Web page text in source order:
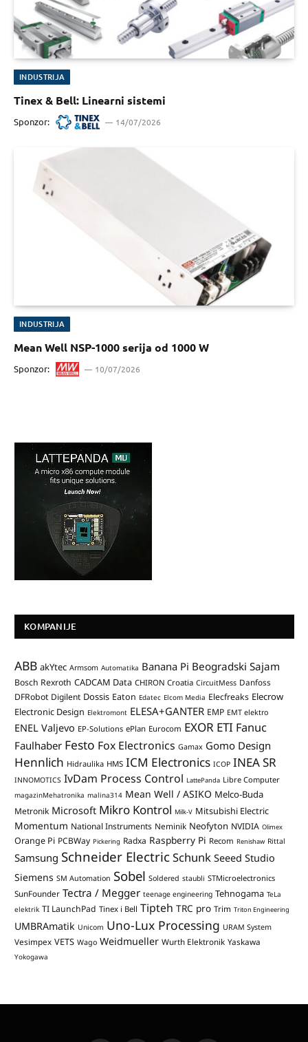
INDUSTRIJA
Tinex & Bell: Linearni sistemi
Sponzor: 14/07/2026
INDUSTRIJA
Mean Well NSP-1000 serija od 1000 W
Sponzor: 10/07/2026
KOMPANIJE
ABB akYtec Armsom Automatika Banana Pi Beogradski Sajam
Bosch Rexroth CADCAM Data CHIRON Croatia CircuitMess Danfoss
DFRobot Digilent Dossis Eaton Edatec Elcom Media Elecfreaks Elecrow
Electronic Design Elektromont ELESA+GANTER EMP EMT elektro
ENEL Valjevo EP-Solutions ePlan Eurocom EXOR ETI Fanuc
Faulhaber Festo Fox Electronics Gamax Gomo Design
Hennlich Hidraulika HMS ICM Electronics ICOP INEA SR
INNOMOTICS IvDam Process Control LattePanda Libre Computer
magazinMehatronika malina314 Mean Well / ASIKO Melco-Buda
Metronik Microsoft Mikro Kontrol Milk-V Mitsubishi Electric
Momentum National Instruments Neminik Neofyton NVIDIA Olimex
Orange Pi PCBWay Pickering Radxa Raspberry Pi Recom Renishaw Rittal
Samsung Schneider ElectricSchunk Seeed Studio
Siemens SM Automation Sobel Soldered staubli STMicroelectronics
SunFounder Tectra / Megger teenage engineering Tehnogama TeLa
elektrik TI LaunchPad Tinex i Bell Tipteh TRC pro Trim Triton Engineering
UMBRAmatik Unicom Uno-Lux Processing URAM System
Vesimpex VETS Wago Weidmueller Wurth Elektronik Yaskawa
Yokogawa